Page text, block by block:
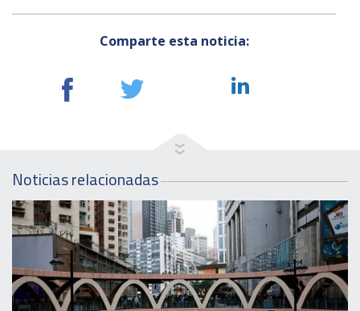
Comparte esta noticia:
Noticias relacionadas